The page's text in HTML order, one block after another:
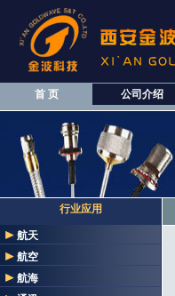
首 页 公司介绍
行业应用
航天
航空
航海